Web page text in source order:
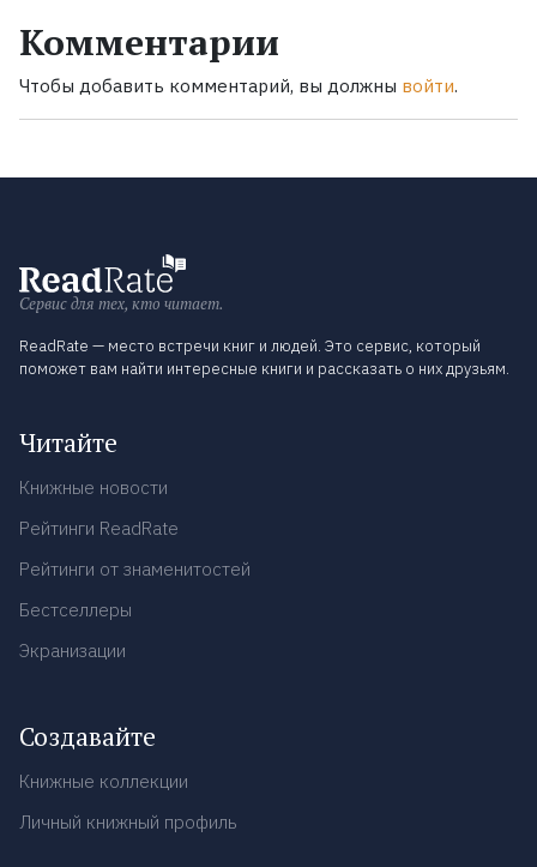
Комментарии
Чтобы добавить комментарий, вы должны войти.
Сервис для тех, кто читает.
ReadRate — место встречи книг и людей. Это сервис, который
поможет вам найти интересные книги и рассказать о них друзьям.
Читайте
Книжные новости
Рейтинги ReadRate
Рейтинги от знаменитостей
Бестселлеры
Экранизации
Создавайте
Книжные коллекции
Личный книжный профиль